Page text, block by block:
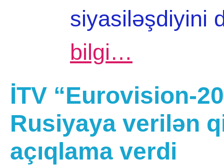
bilgi…
İTV “Eurovision-
Rusiyaya verilən
açıqlama verdi